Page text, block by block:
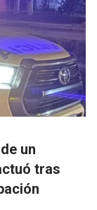
un
tras